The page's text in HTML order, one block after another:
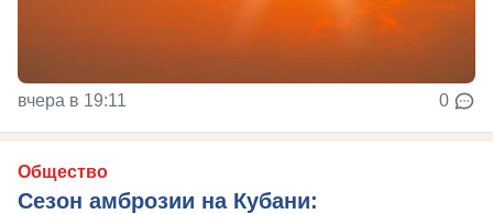
вчера в 19:11 0
Общество
Сезон амброзии на Кубани: